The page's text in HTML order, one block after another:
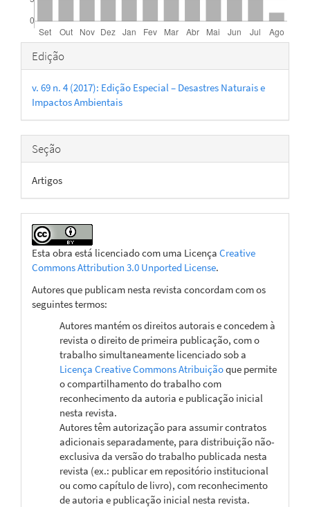
Detalhes
do
artigo
Edição
v. 69 n. 4 (2017): Edição Especial – Desastres Naturais e
Impactos Ambientais
Seção
Artigos
Esta obra está licenciado com uma Licença Creative
Commons Attribution 3.0 Unported License.
Autores que publicam nesta revista concordam com os
seguintes termos:
Autores mantém os direitos autorais e concedem à
revista o direito de primeira publicação, com o
trabalho simultaneamente licenciado sob a
Licença Creative Commons Atribuiçãoque permite
o compartilhamento do trabalho com
reconhecimento da autoria e publicação inicial
nesta revista.
Autores têm autorização para assumir contratos
adicionais separadamente, para distribuição não-
exclusiva da versão do trabalho publicada nesta
revista (ex.: publicar em repositório institucional
ou como capítulo de livro), com reconhecimento
de autoria e publicação inicial nesta revista.